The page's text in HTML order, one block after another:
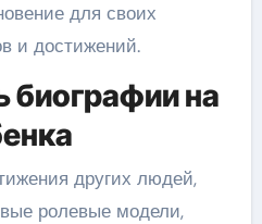
для своих
и достижений.
биографии на
других людей,
ролевые модели,